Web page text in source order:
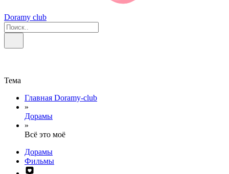
Doramy club
Тема
Главная Doramy-club
»
Дорамы
»
Всё это моё
Дорамы
Фильмы